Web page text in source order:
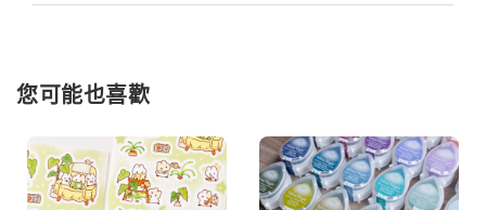
您可能也喜歡